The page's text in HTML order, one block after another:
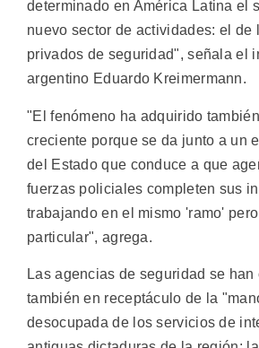
determinado en América Latina el
nuevo sector de actividades: el de
privados de seguridad", señala el
argentino Eduardo Kreimermann.
"El fenómeno ha adquirido
creciente porque se da junto a un
del Estado que conduce a que
fuerzas policiales completen sus
trabajando en el mismo 'ramo'
particular", agrega.
Las agencias de seguridad se han
también en receptáculo de la
desocupada de los servicios de